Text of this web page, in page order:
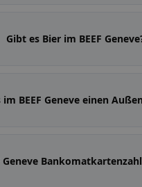
Gibt es Bier im BEEF
im BEEF Geneve einen
Geneve